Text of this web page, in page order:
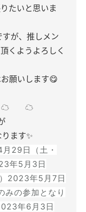
たいと思いま
が、推しメン
くようよろしく
願いします😋
☁
ます✨
29日（土・
年5月3日
2023年5月7日
みの参加となり
年6月3日